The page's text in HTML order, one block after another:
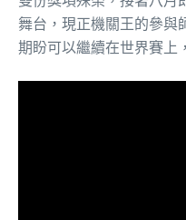
舞台，現正機關王的參與
期盼可以繼續在世界賽上